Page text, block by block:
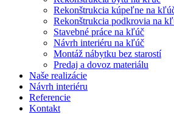
Rekonštrukcia kúpeľne na
Rekonštrukcia podkrovia na
Stavebné práce na kľúč
Návrh interiéru na kľúč
Montáž nábytku bez starostí
Predaj a dovoz materiálu
Naše realizácie
Návrh interiéru
Referencie
Kontakt